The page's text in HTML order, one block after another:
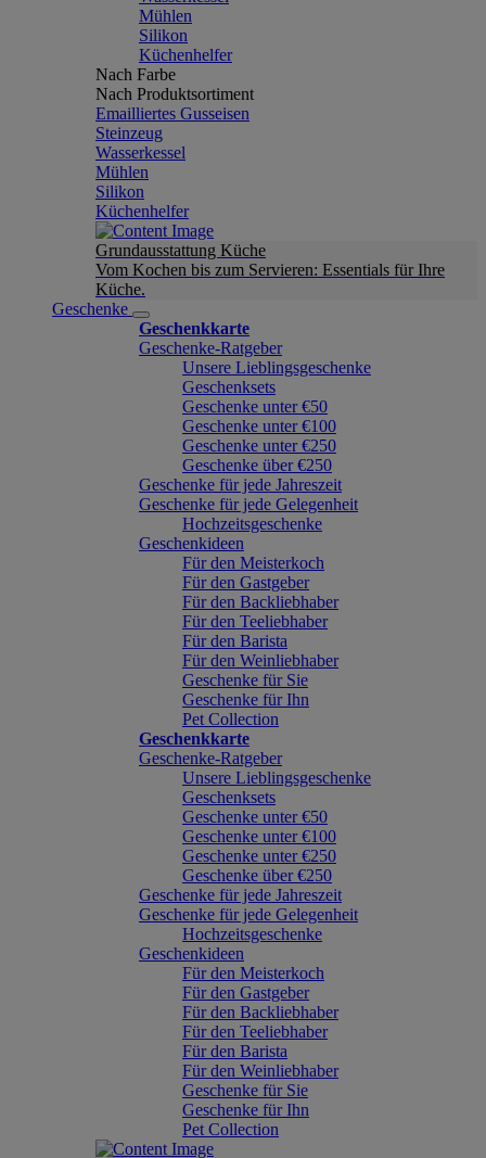
Mühlen
Silikon
Küchenhelfer
Nach Farbe
Nach Produktsortiment
Emailliertes Gusseisen
Steinzeug
Wasserkessel
Mühlen
Silikon
Küchenhelfer
Grundausstattung Küche
Vom Kochen bis zum Servieren: Essentials für Ihre
Küche.
Geschenke
Geschenkkarte
Geschenke-Ratgeber
Unsere Lieblingsgeschenke
Geschenksets
Geschenke unter €50
Geschenke unter €100
Geschenke unter €250
Geschenke über €250
Geschenke für jede Jahreszeit
Geschenke für jede Gelegenheit
Hochzeitsgeschenke
Geschenkideen
Für den Meisterkoch
Für den Gastgeber
Für den Backliebhaber
Für den Teeliebhaber
Für den Barista
Für den Weinliebhaber
Geschenke für Sie
Geschenke für Ihn
Pet Collection
Geschenkkarte
Geschenke-Ratgeber
Unsere Lieblingsgeschenke
Geschenksets
Geschenke unter €50
Geschenke unter €100
Geschenke unter €250
Geschenke über €250
Geschenke für jede Jahreszeit
Geschenke für jede Gelegenheit
Hochzeitsgeschenke
Geschenkideen
Für den Meisterkoch
Für den Gastgeber
Für den Backliebhaber
Für den Teeliebhaber
Für den Barista
Für den Weinliebhaber
Geschenke für Sie
Geschenke für Ihn
Pet Collection